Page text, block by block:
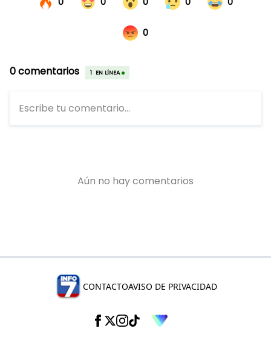
CONTACTOAVISO DE PRIVACIDAD